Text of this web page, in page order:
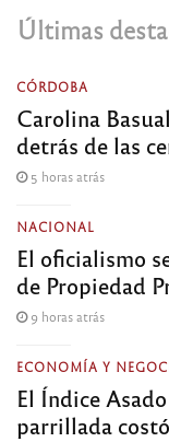
Últimas
CÓRDOBA
Carolina
detrás de las
5 horas atrás
NACIONAL
El oficialismo
de Propiedad
9 horas atrás
ECONOMÍA Y
El Índice
parrillada